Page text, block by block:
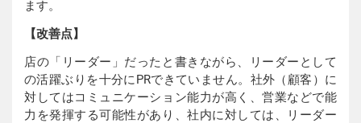
ます。
【改善点】
店の「リーダー」だったと書きながら、リーダーとして
の活躍ぶりを十分にPRできていません。社外（顧客）に
対してはコミュニケーション能力が高く、営業などで能
力を発揮する可能性があり、社内に対しては、リーダー